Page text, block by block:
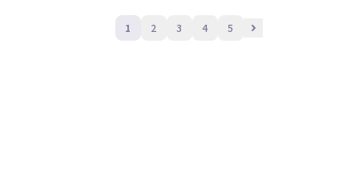
1 2 3 4 5